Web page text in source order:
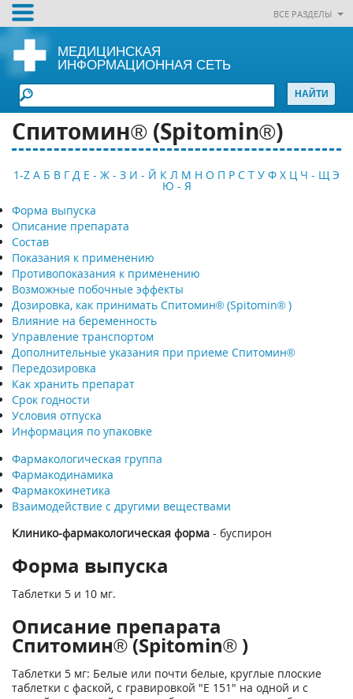
ВСЕ РАЗДЕЛЫ
МЕДИЦИНСКАЯ
ИНФОРМАЦИОННАЯ СЕТЬ
Спитомин® (Spitomin®)
1-Z А Б В Г Д Е - Ж - З И - Й К Л М Н О П Р С Т У Ф Х Ц Ч - Щ Э
Ю - Я
Форма выпуска
Описание препарата
Состав
Показания к применению
Противопоказания к применению
Возможные побочные эффекты
Дозировка, как принимать Спитомин® (Spitomin® )
Влияние на беременность
Управление транспортом
Дополнительные указания при приеме Спитомин®
Передозировка
Как хранить препарат
Срок годности
Условия отпуска
Информация по упаковке
Фармакологическая группа
Фармакодинамика
Фармакокинетика
Взаимодействие с другими веществами
Клинико-фармакологическая форма - буспирон
Форма выпуска
Таблетки 5 и 10 мг.
Описание препарата
Спитомин® (Spitomin® )
Таблетки 5 мг: Белые или почти белые, круглые плоские
таблетки с фаской, с гравировкой "Е 151" на одной и с